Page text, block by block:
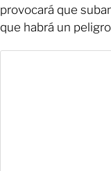
provocará que
que habrá un